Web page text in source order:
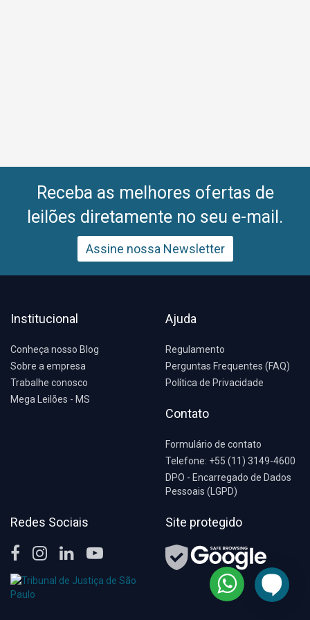
Receba as melhores ofertas de
leilões diretamente no seu e-mail.
Assine nossa Newsletter
Institucional
Conheça nosso Blog
Sobre a empresa
Trabalhe conosco
Mega Leilões - MS
Ajuda
Regulamento
Perguntas Frequentes (FAQ)
Política de Privacidade
Contato
Formulário de contato
Telefone: +55 (11) 3149-4600
DPO - Encarregado de Dados
Pessoais (LGPD)
Redes Sociais Site protegido